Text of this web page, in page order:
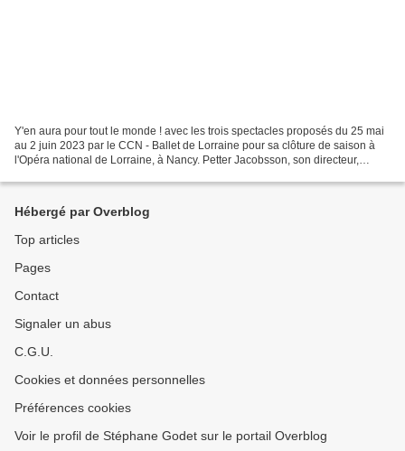
Y'en aura pour tout le monde ! avec les trois spectacles proposés du 25 mai
au 2 juin 2023 par le CCN - Ballet de Lorraine pour sa clôture de saison à
l'Opéra national de Lorraine, à Nancy. Petter Jacobsson, son directeur,
Hébergé par Overblog
Top articles
Pages
Contact
Signaler un abus
C.G.U.
Cookies et données personnelles
Préférences cookies
Voir le profil de Stéphane Godet sur le portail Overblog